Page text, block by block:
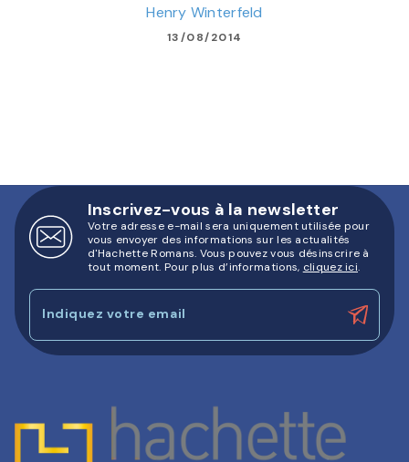
Henry Winterfeld
13/08/2014
Inscrivez-vous à la newsletter
Votre adresse e-mail sera uniquement utilisée pour
vous envoyer des informations sur les actualités
d'Hachette Romans. Vous pouvez vous désinscrire à
tout moment. Pour plus d’informations, cliquez ici.
Indiquez votre email